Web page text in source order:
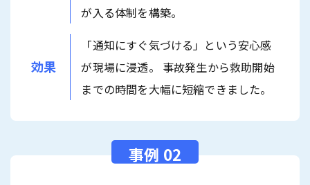
が入る体制を構築。
効果
「通知にすぐ気づける」という安心感
が現場に浸透。 事故発生から救助開始
までの時間を大幅に短縮できました。